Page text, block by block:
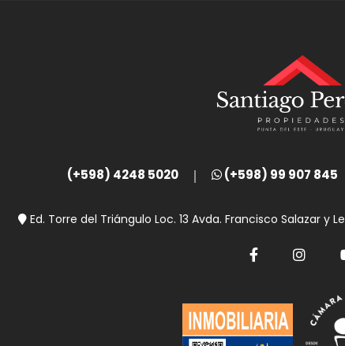
(+598) 4248 5020 (+598) 99 907 845
Ed. Torre del Triángulo Loc. 13 Avda. Francisco Salazar y